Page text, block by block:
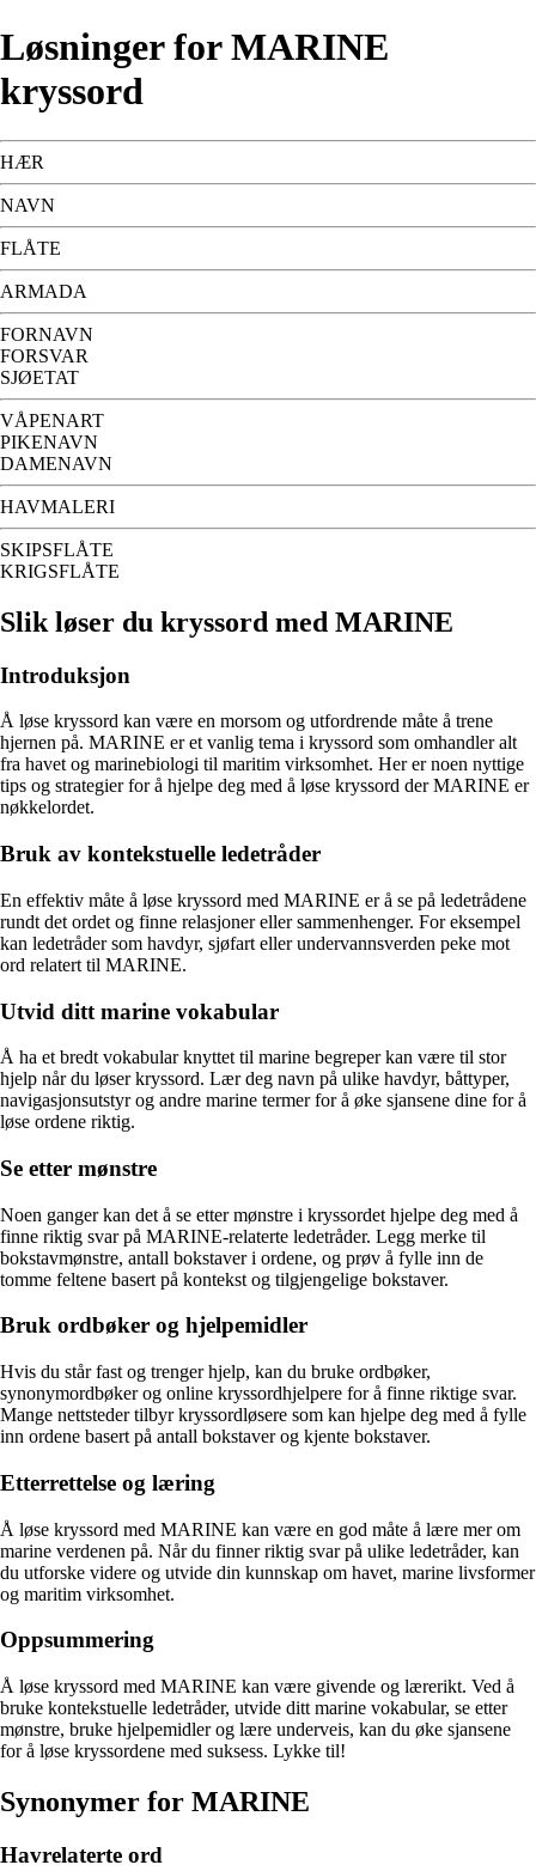
Løsninger for MARINE
kryssord
HÆR
NAVN
FLÅTE
ARMADA
FORNAVN
FORSVAR
SJØETAT
VÅPENART
PIKENAVN
DAMENAVN
HAVMALERI
SKIPSFLÅTE
KRIGSFLÅTE
Slik løser du kryssord med MARINE
Introduksjon
Å løse kryssord kan være en morsom og utfordrende måte å trene
hjernen på. MARINE er et vanlig tema i kryssord som omhandler alt
fra havet og marinebiologi til maritim virksomhet. Her er noen nyttige
tips og strategier for å hjelpe deg med å løse kryssord der MARINE er
nøkkelordet.
Bruk av kontekstuelle ledetråder
En effektiv måte å løse kryssord med MARINE er å se på ledetrådene
rundt det ordet og finne relasjoner eller sammenhenger. For eksempel
kan ledetråder som havdyr, sjøfart eller undervannsverden peke mot
ord relatert til MARINE.
Utvid ditt marine vokabular
Å ha et bredt vokabular knyttet til marine begreper kan være til stor
hjelp når du løser kryssord. Lær deg navn på ulike havdyr, båttyper,
navigasjonsutstyr og andre marine termer for å øke sjansene dine for å
løse ordene riktig.
Se etter mønstre
Noen ganger kan det å se etter mønstre i kryssordet hjelpe deg med å
finne riktig svar på MARINE-relaterte ledetråder. Legg merke til
bokstavmønstre, antall bokstaver i ordene, og prøv å fylle inn de
tomme feltene basert på kontekst og tilgjengelige bokstaver.
Bruk ordbøker og hjelpemidler
Hvis du står fast og trenger hjelp, kan du bruke ordbøker,
synonymordbøker og online kryssordhjelpere for å finne riktige svar.
Mange nettsteder tilbyr kryssordløsere som kan hjelpe deg med å fylle
inn ordene basert på antall bokstaver og kjente bokstaver.
Etterrettelse og læring
Å løse kryssord med MARINE kan være en god måte å lære mer om
marine verdenen på. Når du finner riktig svar på ulike ledetråder, kan
du utforske videre og utvide din kunnskap om havet, marine livsformer
og maritim virksomhet.
Oppsummering
Å løse kryssord med MARINE kan være givende og lærerikt. Ved å
bruke kontekstuelle ledetråder, utvide ditt marine vokabular, se etter
mønstre, bruke hjelpemidler og lære underveis, kan du øke sjansene
for å løse kryssordene med suksess. Lykke til!
Synonymer for MARINE
Havrelaterte ord